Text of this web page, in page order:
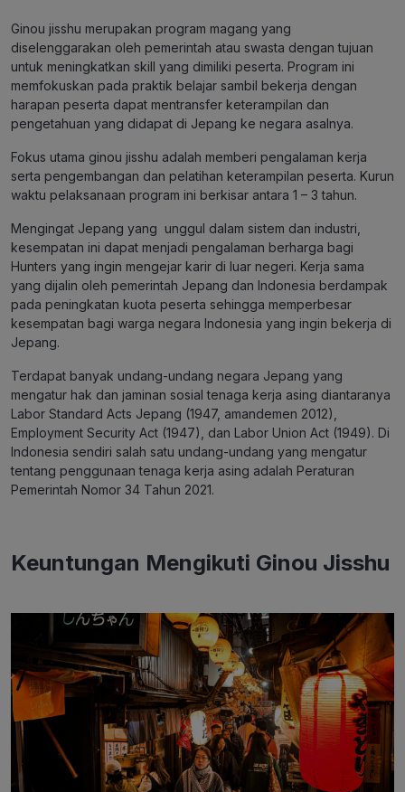
Ginou jisshu merupakan program magang yang
diselenggarakan oleh pemerintah atau swasta dengan tujuan
untuk meningkatkan skill yang dimiliki peserta. Program ini
memfokuskan pada praktik belajar sambil bekerja dengan
harapan peserta dapat mentransfer keterampilan dan
pengetahuan yang didapat di Jepang ke negara asalnya.
Fokus utama ginou jisshu adalah memberi pengalaman kerja
serta pengembangan dan pelatihan keterampilan peserta. Kurun
waktu pelaksanaan program ini berkisar antara 1 – 3 tahun.
Mengingat Jepang yang unggul dalam sistem dan industri,
kesempatan ini dapat menjadi pengalaman berharga bagi
Hunters yang ingin mengejar karir di luar negeri. Kerja sama
yang dijalin oleh pemerintah Jepang dan Indonesia berdampak
pada peningkatan kuota peserta sehingga memperbesar
kesempatan bagi warga negara Indonesia yang ingin bekerja di
Jepang.
Terdapat banyak undang-undang negara Jepang yang
mengatur hak dan jaminan sosial tenaga kerja asing diantaranya
Labor Standard Acts Jepang (1947, amandemen 2012),
Employment Security Act (1947), dan Labor Union Act (1949). Di
Indonesia sendiri salah satu undang-undang yang mengatur
tentang penggunaan tenaga kerja asing adalah Peraturan
Pemerintah Nomor 34 Tahun 2021.
Keuntungan Mengikuti Ginou Jisshu